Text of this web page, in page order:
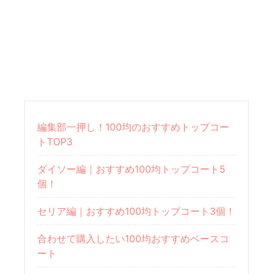
編集部一押し！100均のおすすめトップコー
トTOP3
ダイソー編｜おすすめ100均トップコート5
個！
セリア編｜おすすめ100均トップコート3個！
合わせて購入したい100均おすすめベースコ
ート